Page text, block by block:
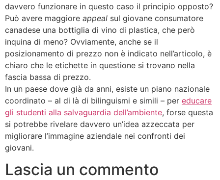
davvero funzionare in questo caso il principio opposto?
Può avere maggiore appeal sul giovane consumatore
canadese una bottiglia di vino di plastica, che però
inquina di meno? Ovviamente, anche se il
posizionamento di prezzo non è indicato nell’articolo, è
chiaro che le etichette in questione si trovano nella
fascia bassa di prezzo.
In un paese dove già da anni, esiste un piano nazionale
coordinato – al di là di bilinguismi e simili – per educare
gli studenti alla salvaguardia dell’ambiente, forse questa
si potrebbe rivelare davvero un’idea azzeccata per
migliorare l’immagine aziendale nei confronti dei
giovani.
Lascia un commento